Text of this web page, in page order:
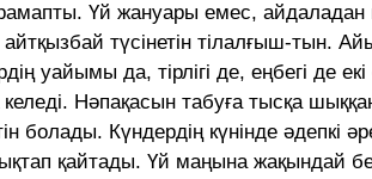
Үй жануары емес, айдаладан
айтқызбай түсінетін тілалғыш-тын.
уайымы да, тірлігі де, еңбегі де
келеді. Нәпақасын табуға тысқа
болады. Күндердің күнінде әдепкі
қайтады. Үй маңына жақындай